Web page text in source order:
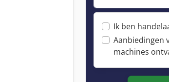
Ik ben
Aanbiedingen
machines